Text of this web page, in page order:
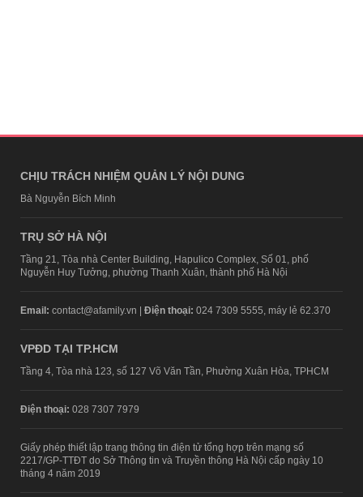
CHỊU TRÁCH NHIỆM QUẢN LÝ NỘI DUNG
Bà Nguyễn Bích Minh
TRỤ SỞ HÀ NỘI
Tầng 21, Tòa nhà Center Building, Hapulico Complex, Số 01, phố
Nguyễn Huy Tưởng, phường Thanh Xuân, thành phố Hà Nội
Email: contact@afamily.vn | Điện thoại: 024 7309 5555, máy lẻ 62.370
VPĐD TẠI TP.HCM
Tầng 4, Tòa nhà 123, số 127 Võ Văn Tần, Phường Xuân Hòa, TPHCM
Điện thoại: 028 7307 7979
Giấy phép thiết lập trang thông tin điện tử tổng hợp trên mạng số
2217/GP-TTĐT do Sở Thông tin và Truyền thông Hà Nội cấp ngày 10
tháng 4 năm 2019